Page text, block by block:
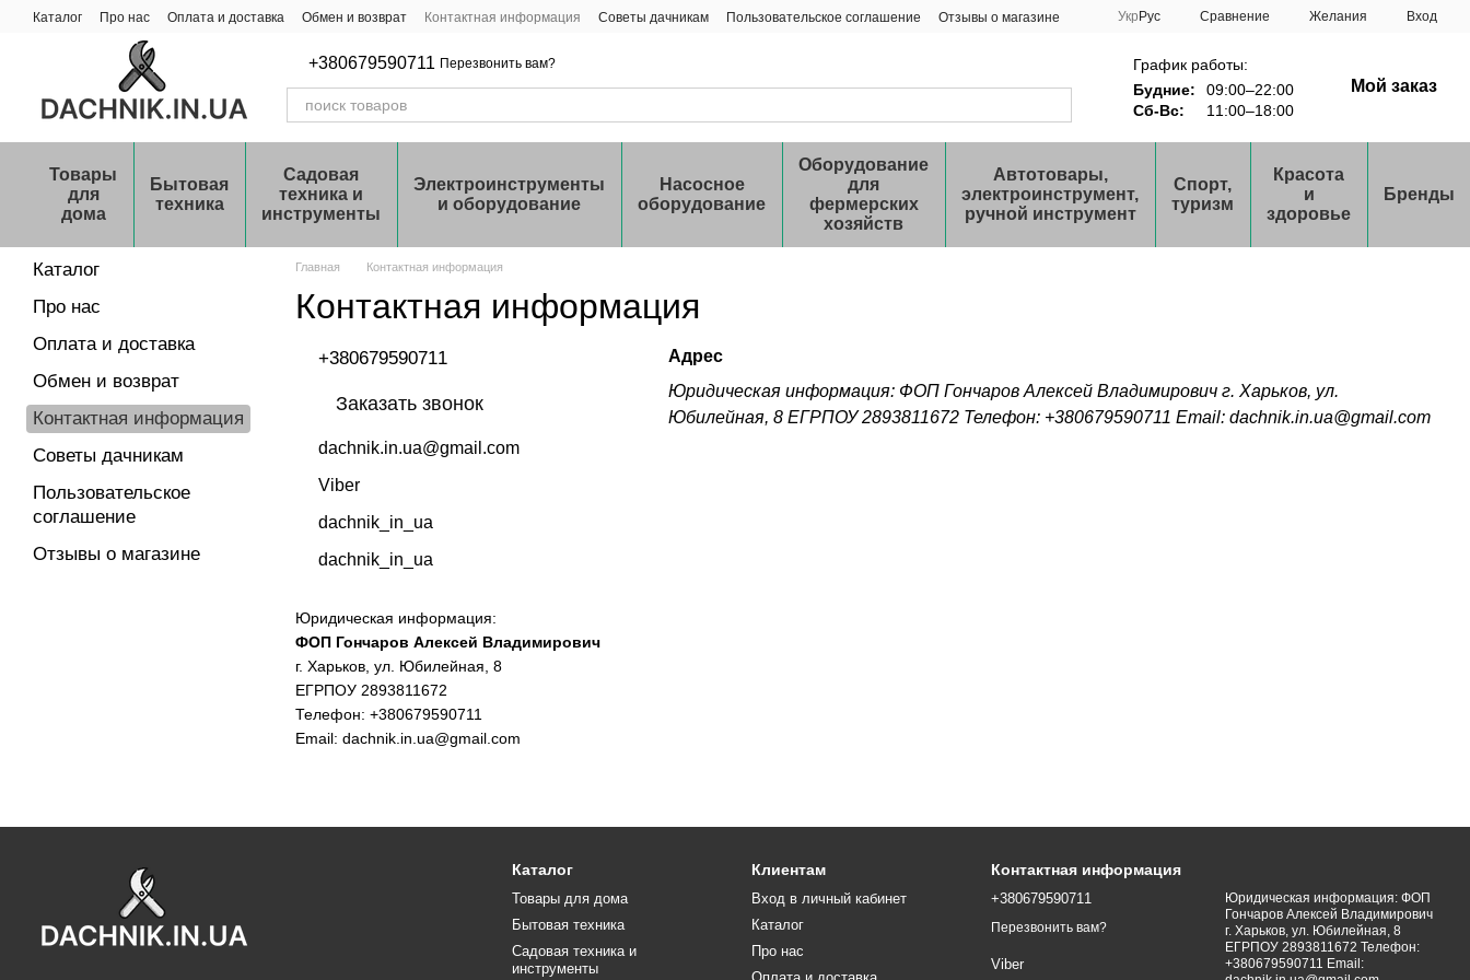
Перейти к основному контенту
Каталог Про нас Оплата и доставка Обмен и возврат Контактная информация Советы дачникам Пользовательское соглашение Отзывы о магазине Укр Рус Сравнение Желания Вход
+380679590711 Перезвонить вам?
График работы:
Будние:
09:00–22:00
Сб-Вс:
11:00–18:00
Мой заказ
Товары
для
дома
Бытовая
техника
Садовая
техника и
инструменты
Электроинструменты
и оборудование
Насосное
оборудование
Оборудование
для
фермерских
хозяйств
Автотовары,
электроинструмент,
ручной инструмент
Спорт,
туризм
Красота
и
здоровье
Бренды
Главная Контактная информация
Контактная информация
+380679590711
Заказать звонок
dachnik.in.ua@gmail.com
Viber
dachnik_in_ua
dachnik_in_ua
Адрес
Юридическая информация: ФОП Гончаров Алексей Владимирович г. Харьков, ул.
Юбилейная, 8 ЕГРПОУ 2893811672 Телефон: +380679590711 Email: dachnik.in.ua@gmail.com
Юридическая информация:
ФОП Гончаров Алексей Владимирович
г. Харьков, ул. Юбилейная, 8
ЕГРПОУ 2893811672
Телефон: +380679590711
Email: dachnik.in.ua@gmail.com
Каталог
Про нас
Оплата и доставка
Обмен и возврат
Контактная информация
Советы дачникам
Пользовательское
соглашение
Отзывы о магазине
Каталог
Товары для дома
Бытовая техника
Садовая техника и
инструменты
Клиентам
Вход в личный кабинет
Каталог
Про нас
Контактная информация
+380679590711
Перезвонить вам?
Viber
Юридическая информация: ФОП
Гончаров Алексей Владимирович
г. Харьков, ул. Юбилейная, 8
ЕГРПОУ 2893811672 Телефон:
+380679590711 Email: